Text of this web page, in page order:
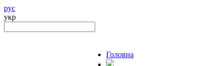
рус
укр
Головна